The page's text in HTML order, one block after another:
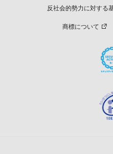
反社会的勢力に対する
商標について